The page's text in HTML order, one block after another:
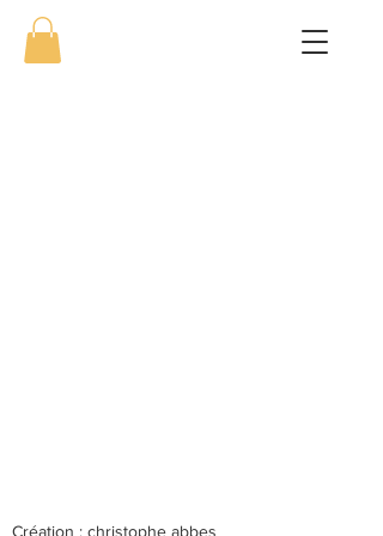
Création : christophe abbes